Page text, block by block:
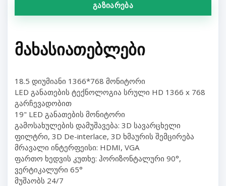
გაზიარება
ᲛᲐᲮᲐᲡᲘᲐᲗᲔᲑᲚᲔᲑᲘ
18.5 დიუმიანი 1366*768 მონიტორი
LED განათების ტექნოლოგია სრული HD 1366 x 768
გარჩევადობით
19" LED განათების მონიტორი
გამოსახულების დამუშავება: 3D სავარცხელი
ფილტრი, 3D De-interlace, 3D ხმაურის შემცირება
მრავალი ინტერფეისი: HDMI, VGA
ფართო ხედვის კუთხე: ჰორიზონტალური 90°,
ვერტიკალური 65°
მუშაობს 24/7